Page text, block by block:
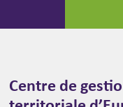
Centre de